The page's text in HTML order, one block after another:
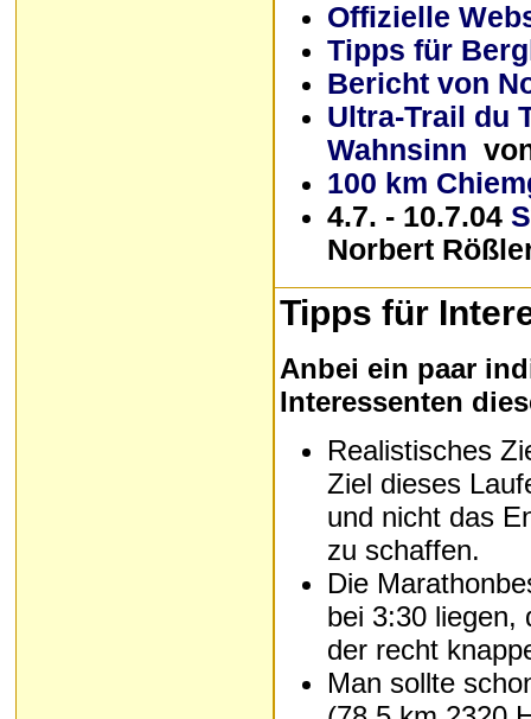
Offizielle
Tipps für
Bericht von
Ultra-Trail du
Wahnsinn
100 km
4.7. - 10.7.04
Norbert
Tipps für
Anbei ein paar
Interessenten
Realistisches
Ziel dieses
und nicht das
zu schaffen.
Die
bei 3:30 liegen,
der recht
Man sollte